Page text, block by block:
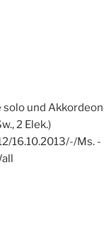
und
2 Elek.)
16.10.2013/-/Ms.